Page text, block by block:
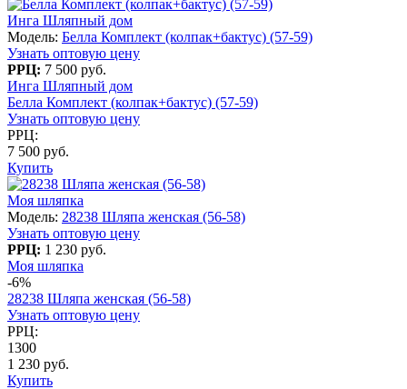
Инга Шляпный дом
Модель: Белла Комплект (колпак+бактус) (57-59)
Узнать оптовую цену
РРЦ: 7 500 руб.
Инга Шляпный дом
Белла Комплект (колпак+бактус) (57-59)
Узнать оптовую цену
РРЦ:
7 500 руб.
Купить
Моя шляпка
Модель: 28238 Шляпа женская (56-58)
Узнать оптовую цену
РРЦ: 1 230 руб.
Моя шляпка
-6%
28238 Шляпа женская (56-58)
Узнать оптовую цену
РРЦ:
1300
1 230 руб.
Купить